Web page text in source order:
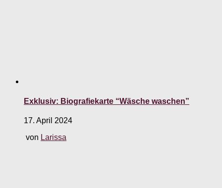
Exklusiv: Biografiekarte “Wäsche waschen”
17. April 2024
von Larissa